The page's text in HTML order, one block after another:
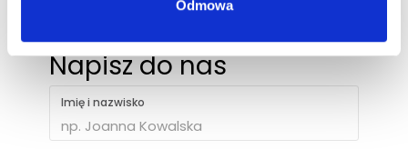
Odmowa
Napisz do nas
Imię i nazwisko